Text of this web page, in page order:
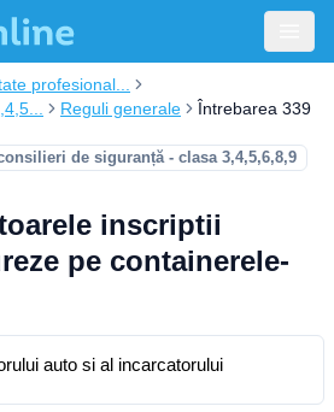
profesional...
Reguli generale Întrebarea 339
de siguranță - clasa 3,4,5,6,8,9
inscriptii
pe containerele-
auto si al incarcatorului